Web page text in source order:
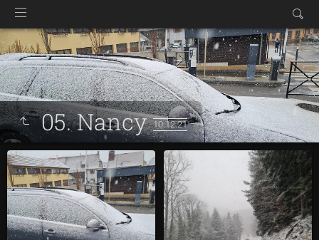
05. Nancy10.12.21